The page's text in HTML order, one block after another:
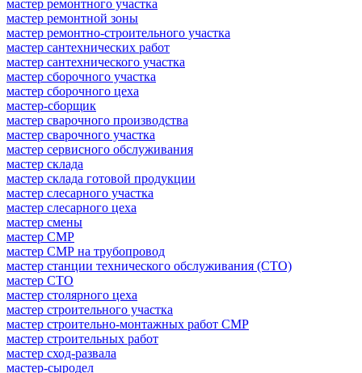
мастер ремонтного участка
мастер ремонтной зоны
мастер ремонтно-строительного участка
мастер сантехнических работ
мастер сантехнического участка
мастер сборочного участка
мастер сборочного цеха
мастер-сборщик
мастер сварочного производства
мастер сварочного участка
мастер сервисного обслуживания
мастер склада
мастер склада готовой продукции
мастер слесарного участка
мастер слесарного цеха
мастер смены
мастер СМР
мастер СМР на трубопровод
мастер станции технического обслуживания (СТО)
мастер СТО
мастер столярного цеха
мастер строительного участка
мастер строительно-монтажных работ СМР
мастер строительных работ
мастер сход-развала
мастер-сыродел